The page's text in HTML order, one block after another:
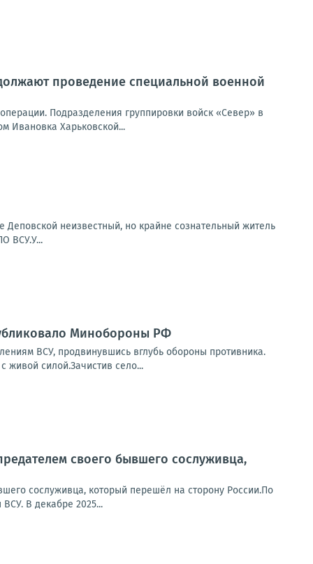
проведение специальной военной
Подразделения группировки войск «Север» в
Ивановка Харьковской...
неизвестный, но крайне сознательный житель
ВСУ.У...
Минобороны РФ
ВСУ, продвинувшись вглубь обороны противника.
живой силой.Зачистив село...
своего бывшего сослуживца,
сослуживца, который перешёл на сторону России.По
В декабре 2025...